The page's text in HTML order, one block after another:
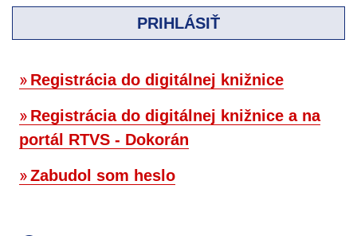
PRIHLÁSIŤ
Registrácia do digitálnej knižnice
Registrácia do digitálnej knižnice a na
portál RTVS - Dokorán
Zabudol som heslo